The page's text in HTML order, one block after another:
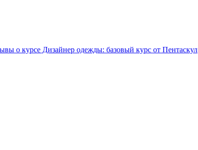
о курсе Дизайнер одежды: базовый курс от Пентаскул